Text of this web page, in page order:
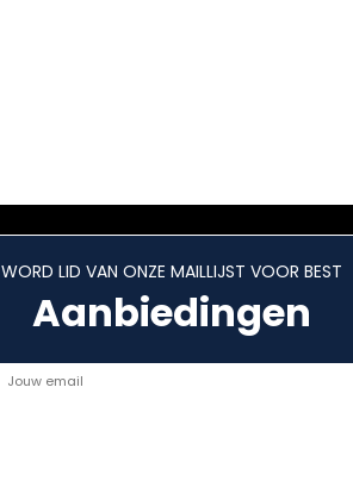
WORD LID VAN ONZE MAILLIJST VOOR BEST
Aanbiedingen